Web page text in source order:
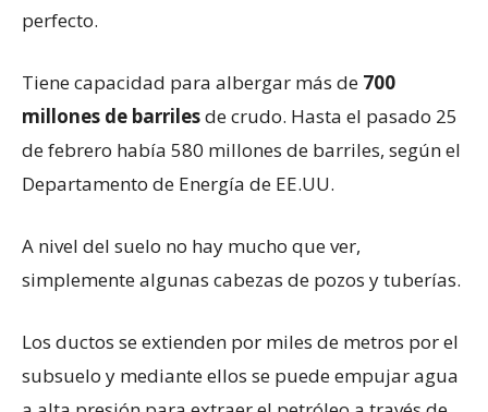
perfecto.
Tiene capacidad para albergar más de 700
millones de barrilesde crudo. Hasta el pasado 25
de febrero había 580 millones de barriles, según el
Departamento de Energía de EE.UU.
A nivel del suelo no hay mucho que ver,
simplemente algunas cabezas de pozos y tuberías.
Los ductos se extienden por miles de metros por el
subsuelo y mediante ellos se puede empujar agua